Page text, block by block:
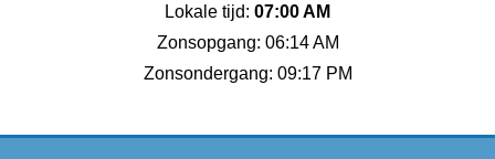
Lokale tijd: 07:00 AM
Zonsopgang: 06:14 AM
Zonsondergang: 09:17 PM